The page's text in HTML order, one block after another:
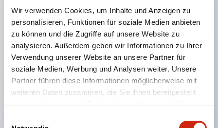
Wir verwenden Cookies, um Inhalte und Anzeigen zu
personalisieren, Funktionen für soziale Medien anbieten
zu können und die Zugriffe auf unsere Website zu
analysieren. Außerdem geben wir Informationen zu Ihrer
Verwendung unserer Website an unsere Partner für
soziale Medien, Werbung und Analysen weiter. Unsere
Partner führen diese Informationen möglicherweise mit
weiteren Daten zusammen, die Sie ihnen bereitgestellt
haben oder die sie im Rahmen Ihrer Nutzung der Dienste
Durch Entfernen des Schlüssels wird die Tür
entriegelt, wobei der unterbrochene Zustand des
Last- und Steuerkreises beibehalten wird.
Ideal als tragbarer Schlüssel, z. B. für den Einsatz
an Gefahrenstellen.
Wahlmöglichkeit der Schlüsselnummer (10 Typen),
um die Kompatibilität zwischen benachbarten